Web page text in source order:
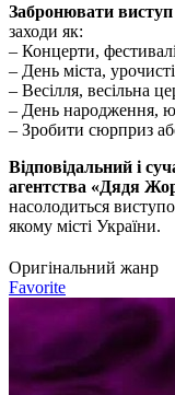
Забронювати
заходи як:
– Концерти, фестивалі
– День міста,
– Весілля, весільна
– День народження,
– Зробити сюрприз
Відповідальний і
агентства «Дядя
насолодиться
якому місті України.
Оригінальний жанр
Favorite